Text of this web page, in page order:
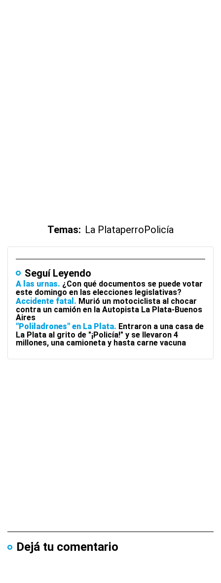
Temas: La PlataperroPolicía
Seguí Leyendo
A las urnas ¿Con qué documentos se puede votar
este domingo en las elecciones legislativas?
Accidente fatal
Murió un motociclista al chocar
contra un camión en la Autopista La Plata-Buenos
Aires
"Poliladrones" en La Plata Entraron a una casa de
La Plata al grito de "¡Policía!" y se llevaron 4
millones, una camioneta y hasta carne vacuna
Dejá tu comentario